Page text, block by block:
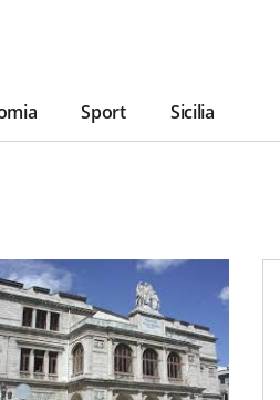
Sport Sicilia